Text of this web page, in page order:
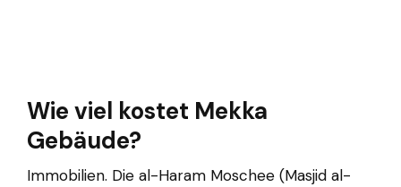
Wie viel kostet Mekka
Gebäude?
Immobilien. Die al-Haram Moschee (Masjid al-